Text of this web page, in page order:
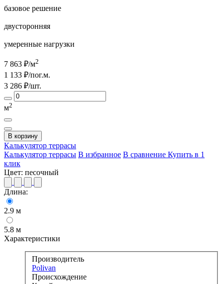
базовое решение
двусторонняя
умеренные нагрузки
7 863 ₽/м2
1 133 ₽/пог.м.
3 286 ₽/шт.
м2
В корзину
Калькулятор террасы
Калькулятор террасы В избранное В сравнение Купить в 1
клик
Цвет: песочный
Длина:
2.9 м
5.8 м
Характеристики
Производитель
Polivan
Происхождение